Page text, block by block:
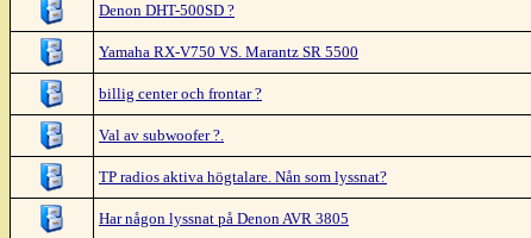
Denon DHT-500SD ?
Yamaha RX-V750 VS. Marantz SR 5500
billig center och frontar ?
Val av subwoofer ?.
TP radios aktiva högtalare. Nån som lyssnat?
Har någon lyssnat på Denon AVR 3805